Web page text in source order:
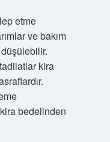
etme
ve bakım
kira
bedelinden